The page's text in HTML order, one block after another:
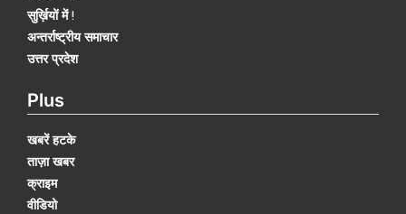
सुर्ख़ियों में !
अन्तर्राष्ट्रीय समाचार
उत्तर प्रदेश
Plus
खबरें हटके
ताज़ा खबर
क्राइम
वीडियो